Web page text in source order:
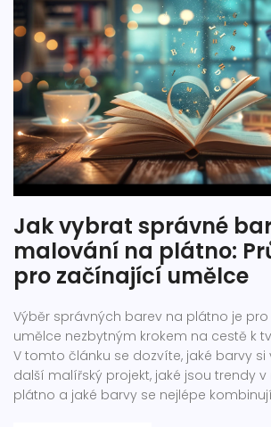
Jak vybrat správné
malování na plátno:
pro začínající umělce
Výběr správných barev na plátno je
umělce nezbytným krokem na cestě k
V tomto článku se dozvíte, jaké barvy
další malířský projekt, jaké jsou trendy
plátno a jaké barvy se nejlépe